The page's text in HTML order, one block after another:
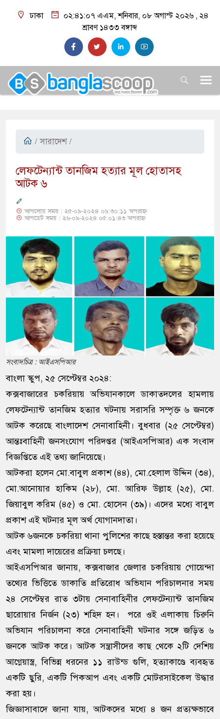
ঢাকা ০২:৪১:০৮ এএম, শনিবার, ০৮ অগাস্ট ২০২৬ ,২৪
শ্রাবণ ১৪৩৩ বঙ্গাব্দ
/ সারাদেশ /
লেফটেন্যান্ট তানজিম হত্যার মূল হোতাসহ
আটক ৬
আপলোড সময় : ২৫-০৯-২০২৪ ০৬:৩০:১১ অপরাহ্ন
আপডেট সময় : ২৬-০৯-২০২৪ ০৫:০১:৪৩ অপরাহ্ন
সংবাদচিত্র : আইএসপিআর
বাংলা স্কুপ, ২৫ সেপ্টেম্বর ২০২৪:
কক্সবাজারের চকরিয়ায় অভিযানকালে ডাকাতদলের হামলায়
লেফটেন্যান্ট তানজিম হত্যার ঘটনায় সরাসরি সম্পৃক্ত ৬ জনকে
আটক করেছে বাংলাদেশ সেনাবাহিনী। বুধবার (২৫ সেপ্টেম্বর)
আন্তঃবাহিনী জনসংযোগ পরিদপ্তর (আইএসপিআর) এক সংবাদ
বিজ্ঞপ্তিতে এই তথ্য জানিয়েছে।
আটকরা হলেন মো.বাবুল প্রকাশ (৪৪), মো.হেলাল উদ্দিন (৩৪),
মো.আনোয়ার হাকিম (২৮), মো. আরিফ উল্লাহ (২৫), মো.
জিয়াবুল করিম (৪৫) ও মো. হোসেন (৩৯)। এদের মধ্যে বাবুল
প্রকাশ এই ঘটনার মূল অর্থ যোগানদাতা।
আটক ৬জনকে চকরিয়া থানা পুলিশের কাছে হস্তান্তর করা হয়েছে
এবং মামলা দায়েরের প্রক্রিয়া চলছে।
আইএসপিআর জানায়, কক্সবাজার জেলার চকরিয়ায় গোয়েন্দা
তথ্যের ভিত্তিতে ডাকাতি প্রতিরোধ অভিযান পরিচালনার সময়
২৪ সেপ্টেম্বর রাত ৩টায় সেনাবাহিনীর লেফটেন্যান্ট তানজিম
ছারোয়ার নির্জন (২৩) শহিদ হন। পরে ওই এলাকায় চিরুনি
অভিযান পরিচালনা করে সেনাবাহিনী ঘটনার সঙ্গে জড়িত ৬
জনকে আটক করে। আটক সন্ত্রাসীদের কাছ থেকে ২টি দেশিয়
আগ্নেয়াস্ত্র, বিভিন্ন ধরনের ১১ রাউন্ড গুলি, হত্যাকাণ্ডে ব্যবহৃত
একটি ছুরি, একটি পিকআপ এবং একটি মোটরসাইকেল উদ্ধার
করা হয়।
জিজ্ঞাসাবাদে জানা যায়, আটকদের মধ্যে ৪ জন প্রত্যক্ষভাবে